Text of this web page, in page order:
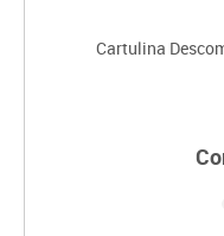
Cartulina